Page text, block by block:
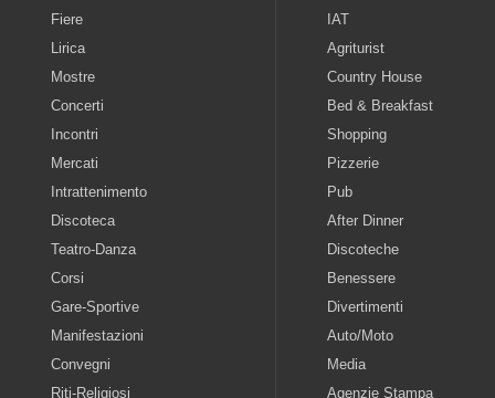
Fiere
Lirica
Mostre
Concerti
Incontri
Mercati
Intrattenimento
Discoteca
Teatro-Danza
Corsi
Gare-Sportive
Manifestazioni
Convegni
Riti-Religiosi
IAT
Agriturist
Country House
Bed & Breakfast
Shopping
Pizzerie
Pub
After Dinner
Discoteche
Benessere
Divertimenti
Auto/Moto
Media
Agenzie Stampa